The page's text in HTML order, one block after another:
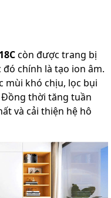
còn được trang bị
chính là tạo ion âm.
mùi khó chịu, lọc bụi
thời tăng tuần
và cải thiện hệ hô